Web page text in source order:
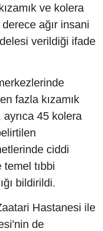
ve kolera
ağır insani
verildiği ifade
fazla kızamık
ayrıca 45 kolera
ciddi
temel tıbbi
bildirildi.
Hastanesi ile
de